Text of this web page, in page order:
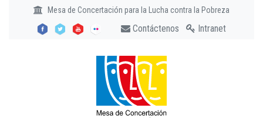
Mesa de Concertación para la Lucha contra la Pobreza
Contáctenos Intranet